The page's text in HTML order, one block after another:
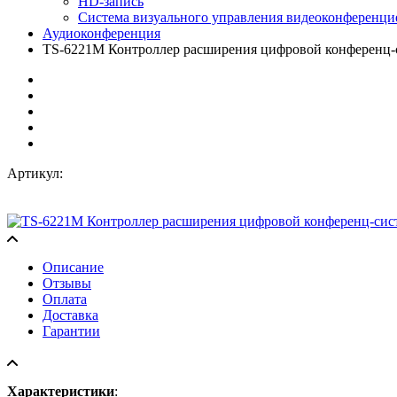
Система визуального управления
Аудиоконференция
TS-6221M Контроллер расширения цифровой
Артикул:
Описание
Отзывы
Оплата
Доставка
Гарантии
Характеристики: